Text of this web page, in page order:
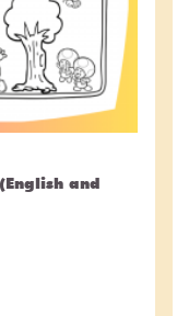
and